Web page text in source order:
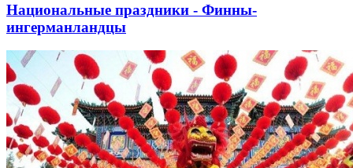
Национальные праздники - Финны-
ингерманландцы